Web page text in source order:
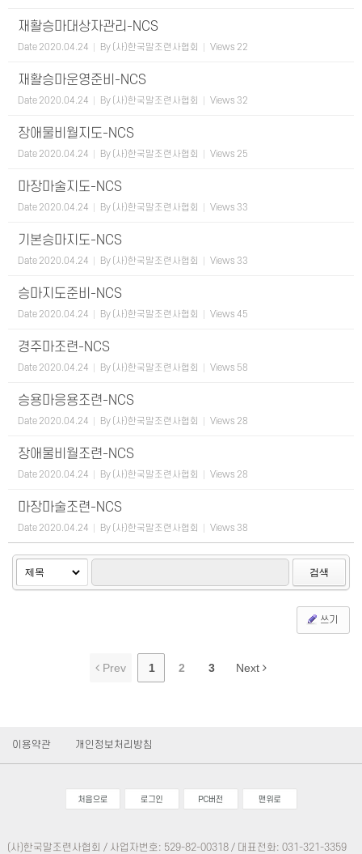
재활승마대상자관리-NCS
Date 2020.04.24 By (사)한국말조련사협회 Views 22
재활승마운영준비-NCS
Date 2020.04.24 By (사)한국말조련사협회 Views 32
장애물비월지도-NCS
Date 2020.04.24 By (사)한국말조련사협회 Views 25
마장마술지도-NCS
Date 2020.04.24 By (사)한국말조련사협회 Views 33
기본승마지도-NCS
Date 2020.04.24 By (사)한국말조련사협회 Views 33
승마지도준비-NCS
Date 2020.04.24 By (사)한국말조련사협회 Views 45
경주마조련-NCS
Date 2020.04.24 By (사)한국말조련사협회 Views 58
승용마응용조련-NCS
Date 2020.04.24 By (사)한국말조련사협회 Views 28
장애물비월조련-NCS
Date 2020.04.24 By (사)한국말조련사협회 Views 28
마장마술조련-NCS
Date 2020.04.24 By (사)한국말조련사협회 Views 38
검색
쓰기
Prev 1 2 3 Next
이용약관 개인정보처리방침
(사)한국말조련사협회 / 사업자번호: 529-82-00318 / 대표전화: 031-321-3359